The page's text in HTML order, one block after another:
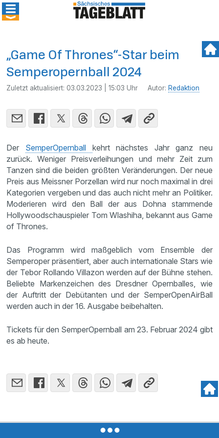
„Game Of Thrones“-Star beim
Semperopernball 2024
Zuletzt aktualisiert:03.03.2023 | 15:03 Uhr Autor: Redaktion
Der SemperOpernball kehrt nächstes Jahr ganz neu
zurück. Weniger Preisverleihungen und mehr Zeit zum
Tanzen sind die beiden größten Veränderungen. Der neue
Preis aus Meissner Porzellan wird nur noch maximal in drei
Kategorien vergeben und das auch nicht mehr an Politiker.
Moderieren wird den Ball der aus Dohna stammende
Hollywoodschauspieler Tom Wlashiha, bekannt aus Game
of Thrones.
Das Programm wird maßgeblich vom Ensemble der
Semperoper präsentiert, aber auch internationale Stars wie
der Tebor Rollando Villazon werden auf der Bühne stehen.
Beliebte Markenzeichen des Dresdner Opernballes, wie
der Auftritt der Debütanten und der SemperOpenAirBall
werden auch in der 16. Ausgabe beibehalten.
Tickets für den SemperOpernball am 23. Februar 2024 gibt
es ab heute.